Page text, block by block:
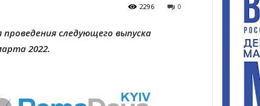
0
2296
проведения следующего выпуска
2022.